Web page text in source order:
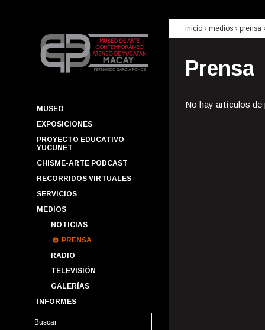
MUSEO
EXPOSICIONES
PROYECTO EDUCATIVO
YUCUNET
CHISME-ARTE PODCAST
RECORRIDOS VIRTUALES
SERVICIOS
MEDIOS
NOTICIAS
PRENSA
RADIO
TELEVISIÓN
GALERÍAS
INFORMES
inicio › medios › prensa
Prensa
No hay artículos de